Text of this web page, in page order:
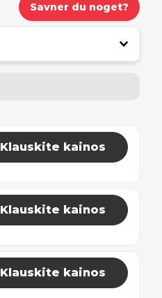
Savner du noget?
Klauskite kainos
Klauskite kainos
Klauskite kainos